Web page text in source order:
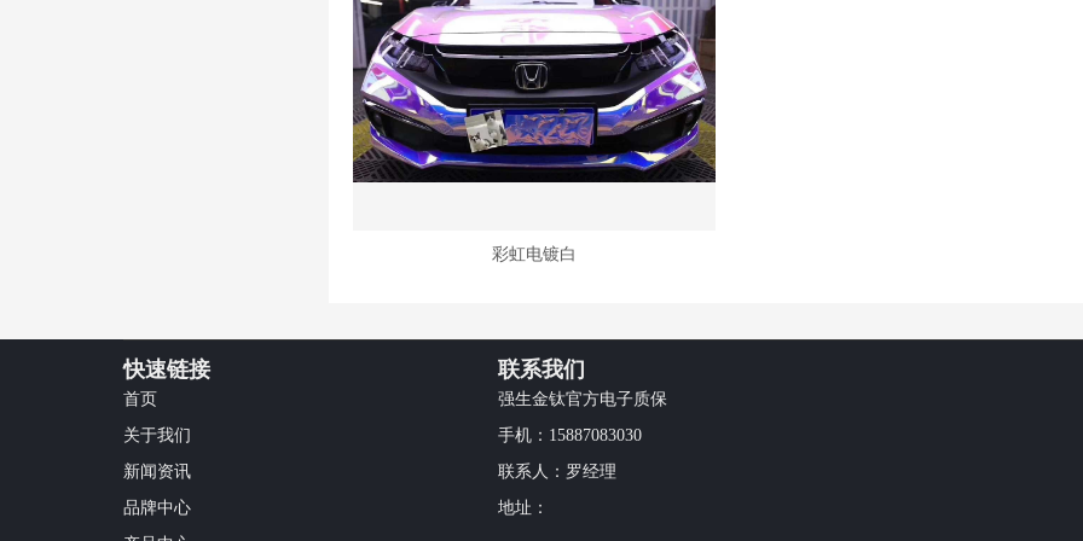
彩虹电镀白
快速链接
首页
关于我们
新闻资讯
品牌中心
联系我们
强生金钛官方电子质保
手机：15887083030
联系人：罗经理
地址：